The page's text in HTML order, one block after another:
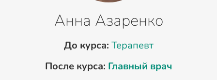
Анна Азаренко
До курса: Терапевт
После курса: Главный врач